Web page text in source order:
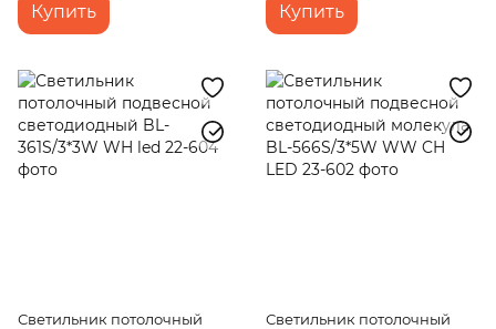
Купить Купить
Светильник потолочный
Светильник потолочный